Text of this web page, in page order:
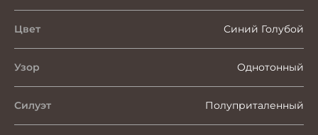
Цвет Синий Голубой
Узор Однотонный
Силуэт Полуприталенный